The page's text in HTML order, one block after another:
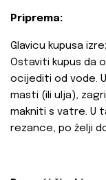
Priprema:
Glavicu kupusa
Ostaviti kupus da
ocijediti od vode.
masti (ili ulja),
makniti s vatre. U
rezance, po želji